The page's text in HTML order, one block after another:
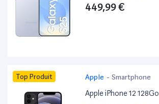
449,99 €
Top Produit Apple - Smartphone
Apple iPhone 12 128Go